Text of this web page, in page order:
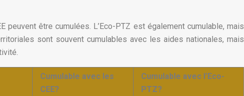
peuvent être cumulées. L’Eco-PTZ est également cumulable, mais
sont souvent cumulables avec les aides nationales, mais
Cumulable avec les
CEE?
Cumulable avec l’Eco-
PTZ?